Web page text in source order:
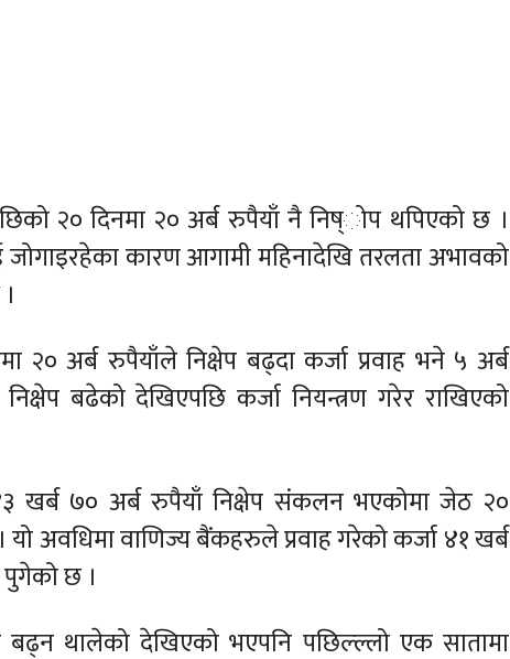
२० दिनमा २० अर्ब रुपैयाँ नै निष्ोप थपिएको छ ।
जोगाइरहेका कारण आगामी महिनादेखि तरलता अभावको
२० अर्ब रुपैयाँले निक्षेप बढ्दा कर्जा प्रवाह भने ५ अर्ब
बढेको देखिएपछि कर्जा नियन्त्रण गरेर राखिएको
खर्ब ७० अर्ब रुपैयाँ निक्षेप संकलन भएकोमा जेठ २०
अवधिमा वाणिज्य बैंकहरुले प्रवाह गरेको कर्जा ४१ खर्ब
पुगेको छ ।
थालेको देखिएको भएपनि पछिल्ल्लो एक सातामा